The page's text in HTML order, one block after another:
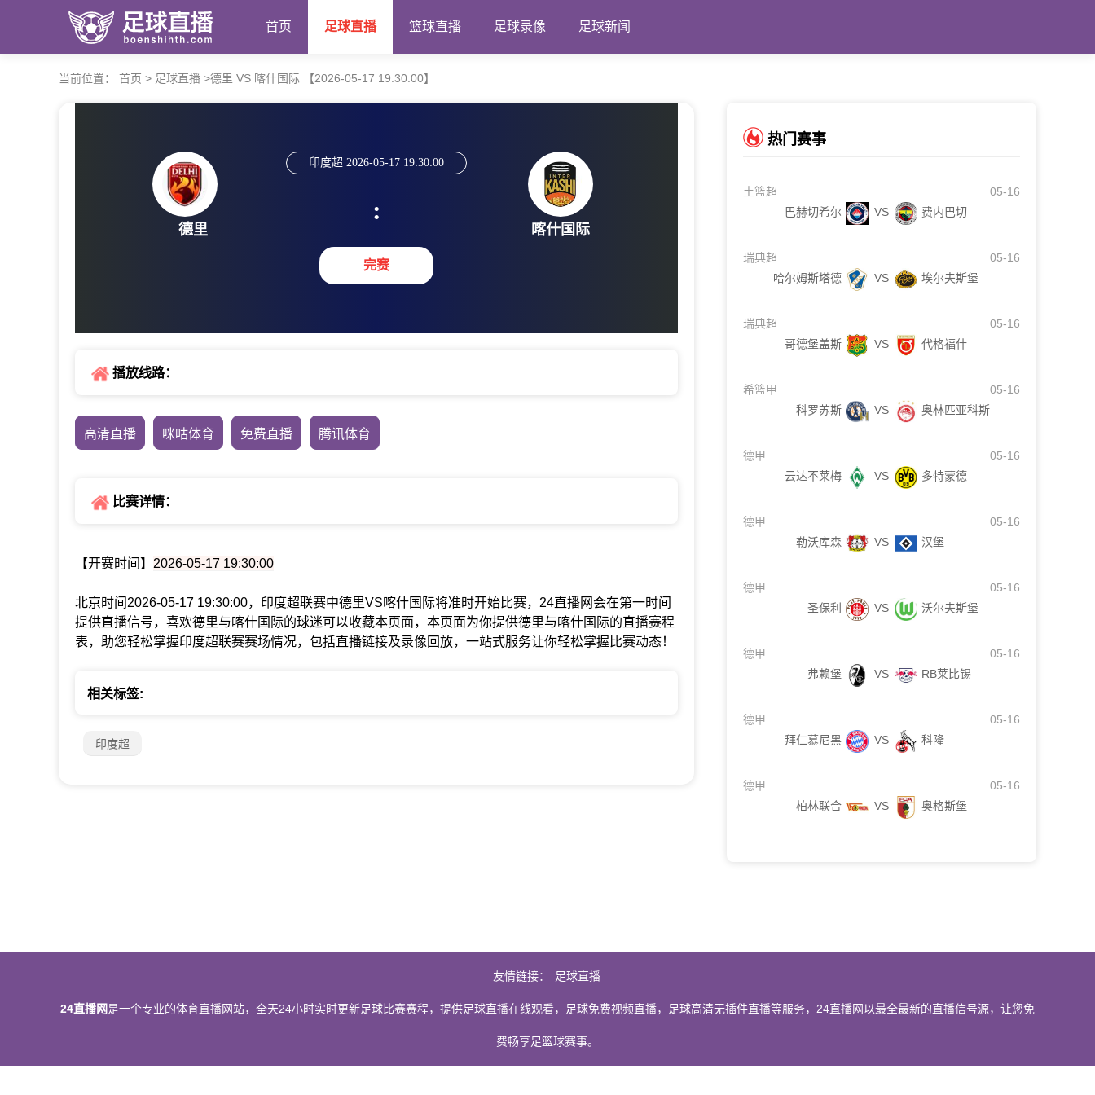
首页 足球直播 篮球直播 足球录像 足球新闻
当前位置： 首页 > 足球直播 >德里 VS 喀什国际 【2026-05-17 19:30:00】
德里
印度超 2026-05-17 19:30:00
:
完赛
喀什国际
播放线路：
高清直播 咪咕体育 免费直播 腾讯体育
比赛详情：
【开赛时间】 2026-05-17 19:30:00
北京时间2026-05-17 19:30:00，印度超联赛中德里VS喀什国际将准时开始比赛，24直播网会在第一时间
提供直播信号，喜欢德里与喀什国际的球迷可以收藏本页面，本页面为你提供德里与喀什国际的直播赛程
表，助您轻松掌握印度超联赛赛场情况，包括直播链接及录像回放，一站式服务让你轻松掌握比赛动态！
相关标签:
印度超
热门赛事
土篮超
05-16
巴赫切希尔
VS 费内巴切
瑞典超
05-16
哈尔姆斯塔德
VS 埃尔夫斯堡
瑞典超
05-16
哥德堡盖斯
VS 代格福什
希篮甲
05-16
科罗苏斯
VS 奥林匹亚科斯
德甲
05-16
云达不莱梅
VS 多特蒙德
德甲
05-16
勒沃库森
VS 汉堡
德甲
05-16
圣保利
VS 沃尔夫斯堡
德甲
05-16
弗赖堡
VS RB莱比锡
德甲
05-16
拜仁慕尼黑
VS 科隆
德甲
05-16
柏林联合
VS 奥格斯堡
友情链接： 足球直播
24直播网是一个专业的体育直播网站，全天24小时实时更新足球比赛赛程，提供足球直播在线观看，足球免费视频直播，足球高清无插件直播等服务，24直播网以最全最新的直播信号源，让您免
费畅享足篮球赛事。